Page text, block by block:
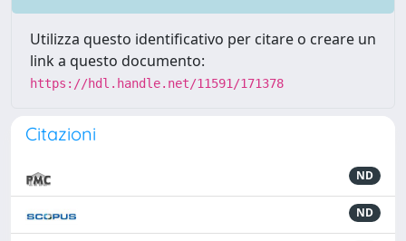
Utilizza questo identificativo per citare o creare un
link a questo documento:
https://hdl.handle.net/11591/171378
Citazioni
ND
ND